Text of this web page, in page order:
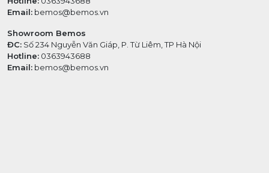
Email: bemos@bemos.vn
Showroom Bemos
ĐC: Số 234 Nguyễn Văn Giáp, P. Từ Liêm, TP Hà Nội
Hotline: 0363943688
Email: bemos@bemos.vn